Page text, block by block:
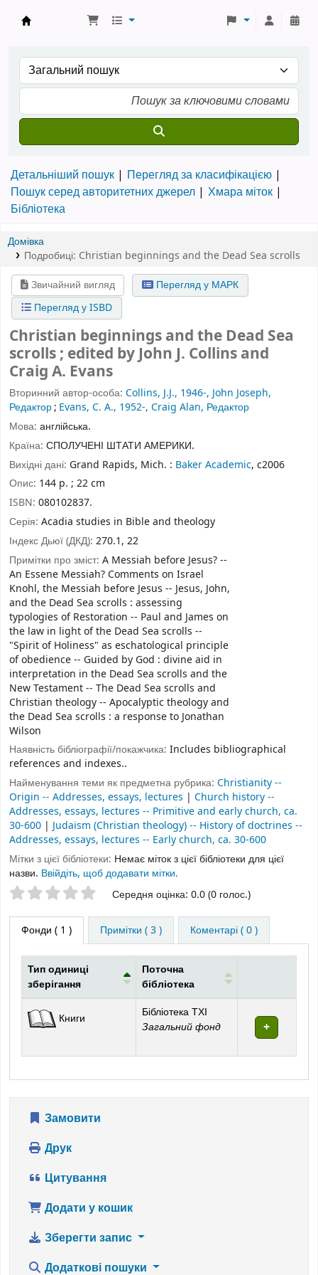
Детальніший пошук
Перегляд за класифікацією
Пошук серед авторитетних джерел
Хмара міток
Бібліотека
Домівка
Подробиці: Christian beginnings and the Dead Sea scrolls
Звичайний вигляд
Перегляд у МАРК
Перегляд у ISBD
Christian beginnings and the Dead Sea
scrolls ; edited by John J. Collins and
Craig A. Evans
Вторинний автор-особа: Collins, J.J., 1946-, John Joseph,
Редактор; Evans, C. A., 1952-, Craig Alan, Редактор
Мова: англійська.
Країна: СПОЛУЧЕНІ ШТАТИ АМЕРИКИ.
Вихідні дані: Grand Rapids, Mich. : Baker Academic, c2006
Опис: 144 p. ; 22 cm
ISBN: 080102837.
Серія: Acadia studies in Bible and theology
Індекс Дьюї (ДКД): 270.1, 22
Примітки про зміст: A Messiah before Jesus? --
An Essene Messiah? Comments on Israel
Knohl, the Messiah before Jesus -- Jesus, John,
and the Dead Sea scrolls : assessing
typologies of Restoration -- Paul and James on
the law in light of the Dead Sea scrolls --
"Spirit of Holiness" as eschatological principle
of obedience -- Guided by God : divine aid in
interpretation in the Dead Sea scrolls and the
New Testament -- The Dead Sea scrolls and
Christian theology -- Apocalyptic theology and
the Dead Sea scrolls : a response to Jonathan
Wilson
Наявність бібліографії/покажчика: Includes bibliographical
references and indexes..
Найменування теми як предметна рубрика: Christianity --
Origin -- Addresses, essays, lectures | Church history --
Addresses, essays, lectures -- Primitive and early church, ca.
30-600 | Judaism (Christian theology) -- History of doctrines --
Addresses, essays, lectures -- Early church, ca. 30-600
Мітки з цієї бібліотеки: Немає міток з цієї бібліотеки для цієї
назви. Ввійдіть, щоб додавати мітки.
Оцінки зірочкамиСередня оцінка: 0.0 (0 голос.)
Фонди ( 1 ) Примітки ( 3 ) Коментарі ( 0 )
Тип одиниці
зберігання
Поточна
бібліотека
Книги Бібліотека ТХІ
Загальний фонд
Замовити
Друк
Цитування
Додати у кошик
Зберегти запис
Додаткові пошуки